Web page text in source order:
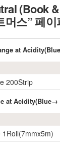
(Book
머스” 페
at
200Strip
at Acidity(Blue→